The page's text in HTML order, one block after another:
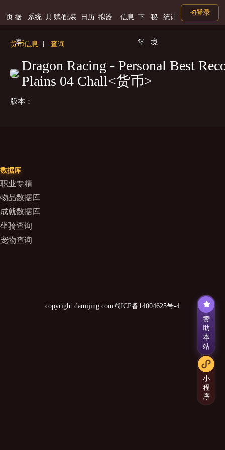
页 据
库
系统 具 赋/配装 日历 拟器 信息 下
堡
秘
境
统计
登录
货币信息 查询
Dragon Racing - Personal Best
Plains 04 Chall<货币>
版本：
数据库
职业专精
物品数据库
成就数据库
坐骑查询
宠物查询
copyright damijing.com蜀ICP备14004625号-4
赞
助
本
站
小
程
序